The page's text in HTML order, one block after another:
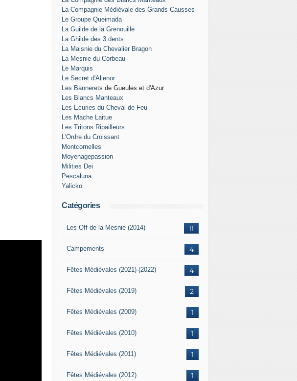
La Compagnie Médiévale des Grands Causses
Le Groupe Queimada
La Guilde de la Grenouille
La Ghilde des 3 dents
La Maisnie du Chevalier Bragon
La Mesnie du Corbeau
Le Marquis
Le Secret d'Alienor
Les Bannerets de Gueules et d'Azur
Les Blancs Manteaux
Les Ecuries du Cheval de Feu
Les Mache Laitue
Les Tritons Ripailleurs
L'Ordre du Croissant
Montcornelles
Moyenagepassion
Milities Dei
Pescaluna
Yalicko
Catégories
11
Les Off de la Mesnie (2014)
4
Campements
4
Fêtes Médiévales (2021)-(2022)
2
Fêtes Médiévales (2019)
1
Fêtes Médiévales (2009)
1
Fêtes Médiévales (2010)
1
Fêtes Médiévales (2011)
1
Fêtes Médiévales (2012)